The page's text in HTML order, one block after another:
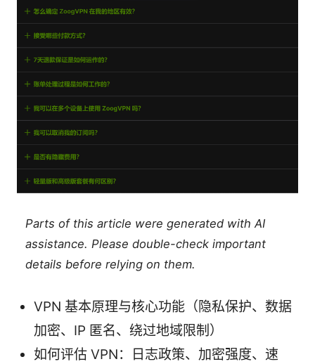
Parts of this article were generated with AI
assistance. Please double-check important
details before relying on them.
VPN 基本原理与核心功能（隐私保护、数据
加密、IP 匿名、绕过地域限制）
如何评估 VPN：日志政策、加密强度、速